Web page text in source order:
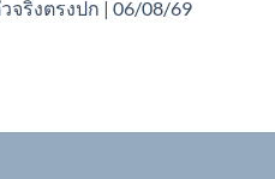
จริงตรงปก | 06/08/69